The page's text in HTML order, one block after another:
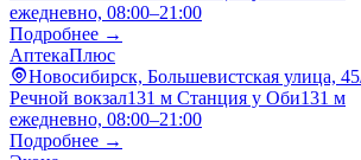
ежедневно, 08:00–21:00
Подробнее →
АптекаПлюс
Новосибирск, Большевистская улица,
Речной вокзал131 м Станция у Оби131 м
ежедневно, 08:00–21:00
Подробнее →